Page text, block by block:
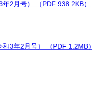
2月号） （PDF 938.2KB）
3年2月号） （PDF 1.2MB）